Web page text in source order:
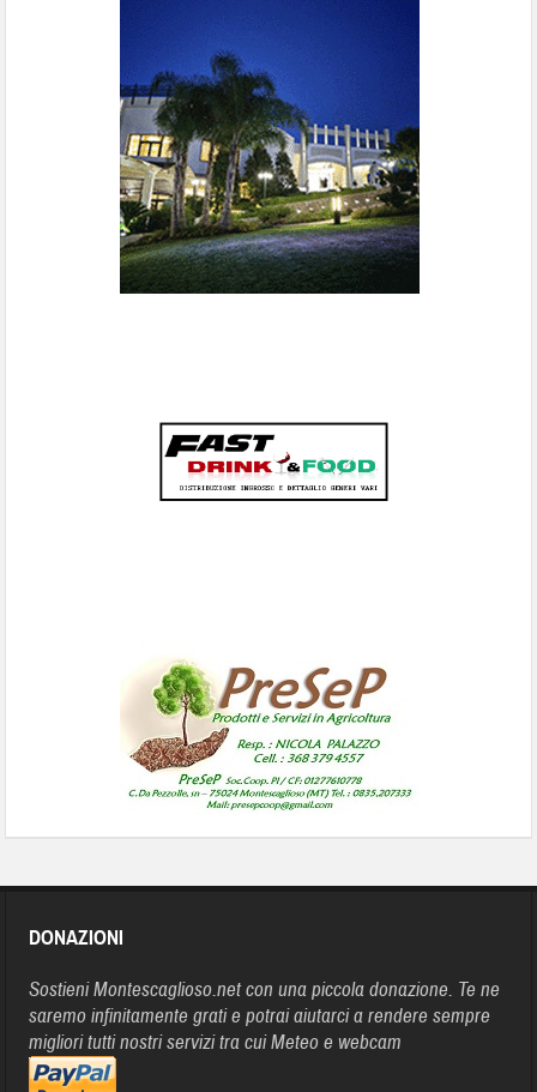
DONAZIONI
Sostieni Montescaglioso.net con una piccola donazione. Te ne
saremo infinitamente grati e potrai aiutarci a rendere sempre
migliori tutti nostri servizi tra cui Meteo e webcam